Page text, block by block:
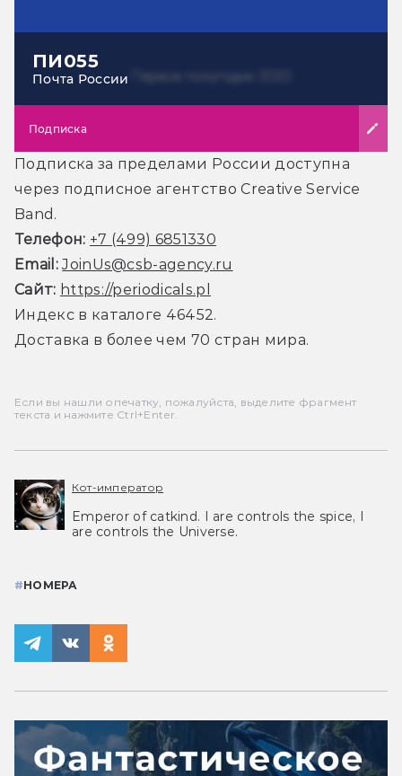
ПИ055
Почта России
Подписка
Подписка за пределами России доступна
через подписное агентство Creative Service
Band.
Телефон: +7 (499) 6851330
Email: JoinUs@csb-agency.ru
Сайт: https://periodicals.pl
Индекс в каталоге 46452.
Доставка в более чем 70 стран мира.
Если вы нашли опечатку, пожалуйста, выделите фрагмент
текста и нажмите Ctrl+Enter.
Кот-император
Emperor of catkind. I are controls the spice, I
are controls the Universe.
#НОМЕРА